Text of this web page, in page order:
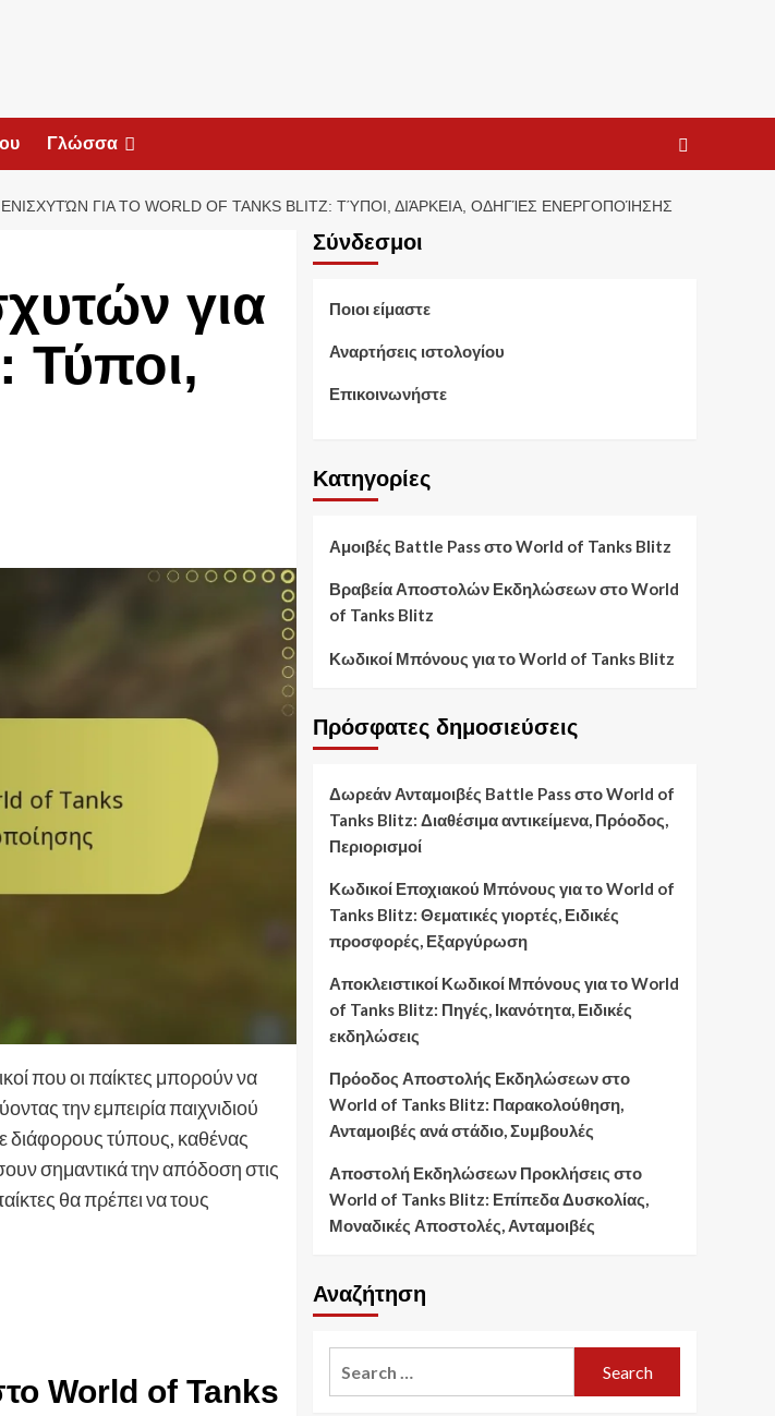
Γλώσσα
ΓΙΑ ΤΟ WORLD OF TANKS BLITZ: ΤΎΠΟΙ, ΔΙΆΡΚΕΙΑ, ΟΔΗΓΊΕΣ ΕΝΕΡΓΟΠΟΊΗΣΗΣ
για
Τύποι,
που οι παίκτες μπορούν να
την εμπειρία παιχνιδιού
διάφορους τύπους, καθένας
σημαντικά την απόδοση στις
θα πρέπει να τους
World of Tanks
Σύνδεσμοι
Ποιοι είμαστε
Αναρτήσεις ιστολογίου
Επικοινωνήστε
Κατηγορίες
Αμοιβές Battle Pass στο World of Tanks Blitz
Βραβεία Αποστολών Εκδηλώσεων στο World
of Tanks Blitz
Κωδικοί Μπόνους για το World of Tanks Blitz
Πρόσφατες δημοσιεύσεις
Δωρεάν Ανταμοιβές Battle Pass στο World of
Tanks Blitz: Διαθέσιμα αντικείμενα, Πρόοδος,
Περιορισμοί
Κωδικοί Εποχιακού Μπόνους για το World of
Tanks Blitz: Θεματικές γιορτές, Ειδικές
προσφορές, Εξαργύρωση
Αποκλειστικοί Κωδικοί Μπόνους για το World
of Tanks Blitz: Πηγές, Ικανότητα, Ειδικές
εκδηλώσεις
Πρόοδος Αποστολής Εκδηλώσεων στο
World of Tanks Blitz: Παρακολούθηση,
Ανταμοιβές ανά στάδιο, Συμβουλές
Αποστολή Εκδηλώσεων Προκλήσεις στο
World of Tanks Blitz: Επίπεδα Δυσκολίας,
Μοναδικές Αποστολές, Ανταμοιβές
Αναζήτηση